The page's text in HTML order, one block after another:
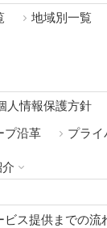
地域別一覧
人情報保護方針
プ沿革
プラ
ビス提供までの流